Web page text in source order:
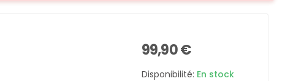
99,90 €
Disponibilité: En stock